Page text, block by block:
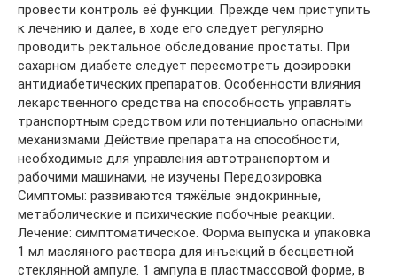
провести контроль её функции. Прежде чем приступить
к лечению и далее, в ходе его следует регулярно
проводить ректальное обследование простаты. При
сахарном диабете следует пересмотреть дозировки
антидиабетических препаратов. Особенности влияния
лекарственного средства на способность управлять
транспортным средством или потенциально опасными
механизмами Действие препарата на способности,
необходимые для управления автотранспортом и
рабочими машинами, не изучены Передозировка
Симптомы: развиваются тяжёлые эндокринные,
метаболические и психические побочные реакции.
Лечение: симптоматическое. Форма выпуска и упаковка
1 мл масляного раствора для инъекций в бесцветной
стеклянной ампуле. 1 ампула в пластмассовой форме, в